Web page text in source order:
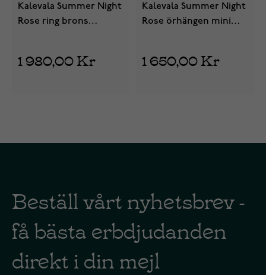
Kalevala Summer Night
Rose ring brons
1 980,00 Kr
Kalevala Summer Night
Rose örhängen mini
1 650,00 Kr
Beställ vårt nyhetsbrev -
få bästa erbdjudanden
direkt i din mejl